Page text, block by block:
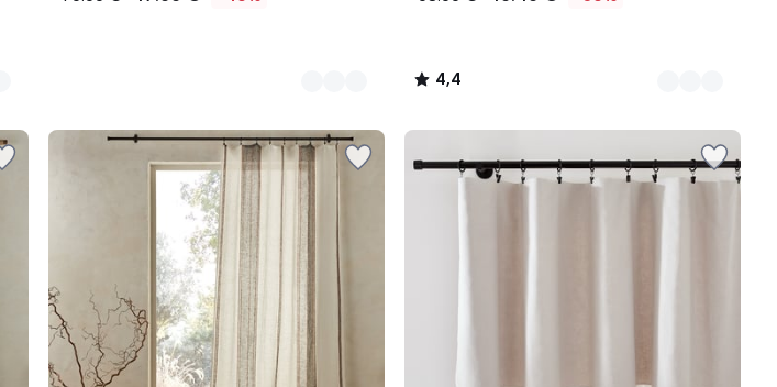
4,4
/